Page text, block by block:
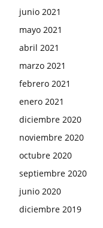
junio 2021
mayo 2021
abril 2021
marzo 2021
febrero 2021
enero 2021
diciembre 2020
noviembre 2020
octubre 2020
septiembre 2020
junio 2020
diciembre 2019